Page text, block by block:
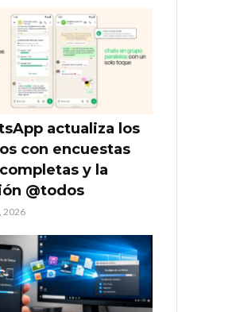
actualiza los
con encuestas
y la
@todos
2026